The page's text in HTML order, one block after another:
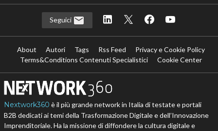
Seguici
About Autori Tags Rss Feed
Privacy e Cookie Policy
Terms&Conditions Contenuti Specialistici
Cookie Center
Nextwork360 è il più grande network in Italia di testate e portali
B2B dedicati ai temi della Trasformazione Digitale e dell’Innovazione
Imprenditoriale. Ha la missione di diffondere la cultura digitale e